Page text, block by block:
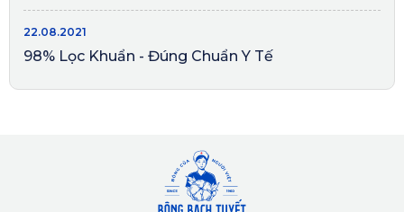
22.08.2021
98% Lọc Khuẩn - Đúng Chuẩn Y Tế